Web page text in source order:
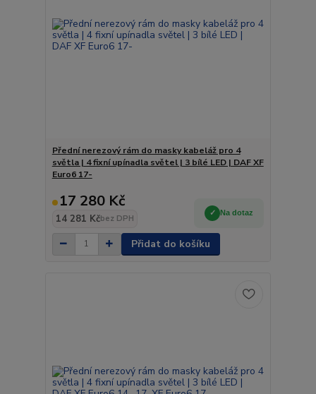
Přední nerezový rám do masky kabeláž pro 4
světla | 4 fixní upínadla světel | 3 bílé LED | DAF XF
Euro6 17-
17 280 Kč
14 281 Kčbez DPH
Na dotaz
Přidat do košíku